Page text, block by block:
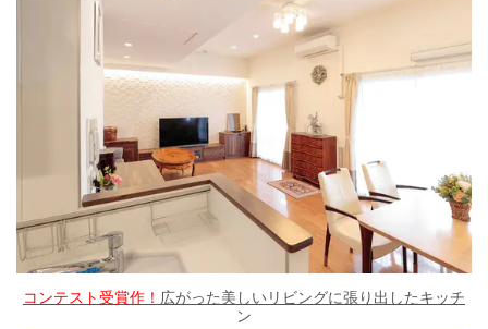
コンテスト受賞作！ 広がった美しいリビングに張り出したキッチ
ン